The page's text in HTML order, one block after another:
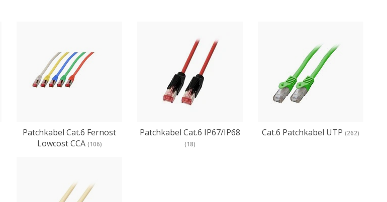
Patchkabel Cat.6 Fernost
Lowcost CCA (106)
Patchkabel Cat.6 IP67/IP68
(18)
Cat.6 Patchkabel UTP (262)